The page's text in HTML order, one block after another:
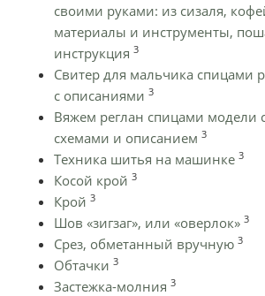
своими руками: из сизаля,
материалы и инструменты,
инструкция 3
Cвитер для мальчика спицами
с описаниями 3
Вяжем реглан спицами модели
схемами и описанием 3
Техника шитья на машинке 3
Косой крой 3
Крой 3
Шов «зигзаг», или «оверлок» 3
Срез, обметанный вручную 3
Обтачки 3
Застежка-молния 3